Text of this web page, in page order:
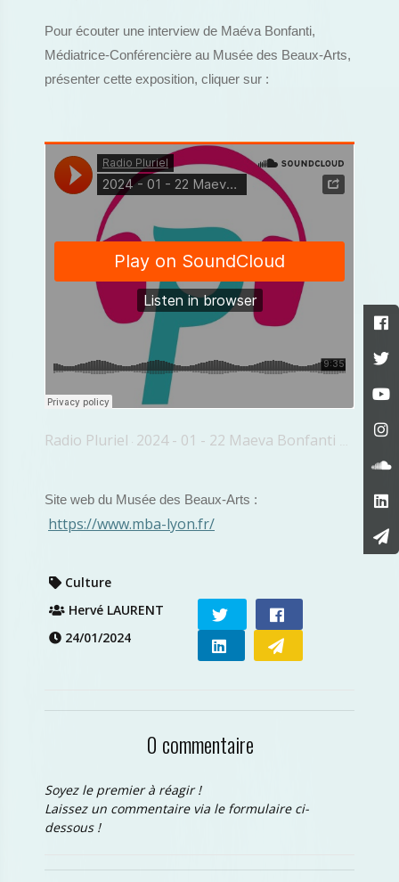
Pour écouter une interview de Maéva Bonfanti,
Médiatrice-Conférencière au Musée des Beaux-Arts,
présenter cette exposition, cliquer sur :
Radio Pluriel · 2024 - 01 - 22 Maeva Bonfanti Formes De La Ruine
Site web du Musée des Beaux-Arts :
https://www.mba-lyon.fr/
Culture
Hervé LAURENT
24/01/2024
0 commentaire
Soyez le premier à réagir !
Laissez un commentaire via le formulaire ci-
dessous !